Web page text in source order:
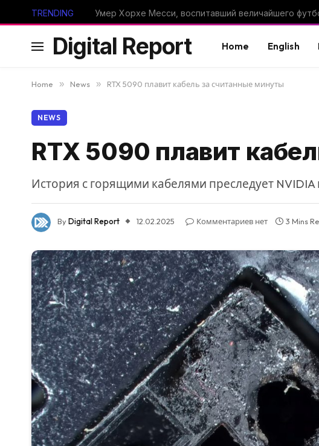
TRENDING
Digital Report Home English
Home » News » RTX 5090 плавит кабель за считанные минуты
NEWS
RTX 5090 плавит
История с горящими кабелями преследует NVIDIA
ByDigital Report 12.02.2025 Комментариев нет 3 Mins